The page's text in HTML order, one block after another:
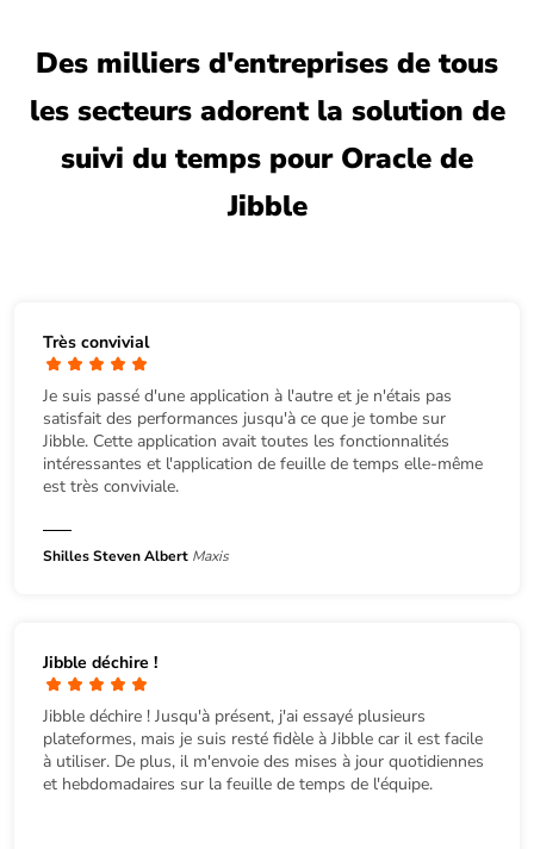
Des milliers d'entreprises de tous
les secteurs adorent la solution de
suivi du temps pour Oracle de
Jibble
Très convivial
Je suis passé d'une application à l'autre et je n'étais pas
satisfait des performances jusqu'à ce que je tombe sur
Jibble. Cette application avait toutes les fonctionnalités
intéressantes et l'application de feuille de temps elle-même
est très conviviale.
Shilles Steven Albert Maxis
Jibble déchire !
Jibble déchire ! Jusqu'à présent, j'ai essayé plusieurs
plateformes, mais je suis resté fidèle à Jibble car il est facile
à utiliser. De plus, il m'envoie des mises à jour quotidiennes
et hebdomadaires sur la feuille de temps de l'équipe.